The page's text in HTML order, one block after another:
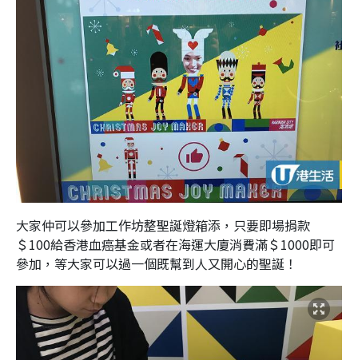
大家仲可以參加工作坊整聖誕燈箱添，只要即場捐款
＄100給香港血癌基金或者在海運大廈消費滿＄1000即可
參加，等大家可以過一個既幫到人又開心的聖誕！